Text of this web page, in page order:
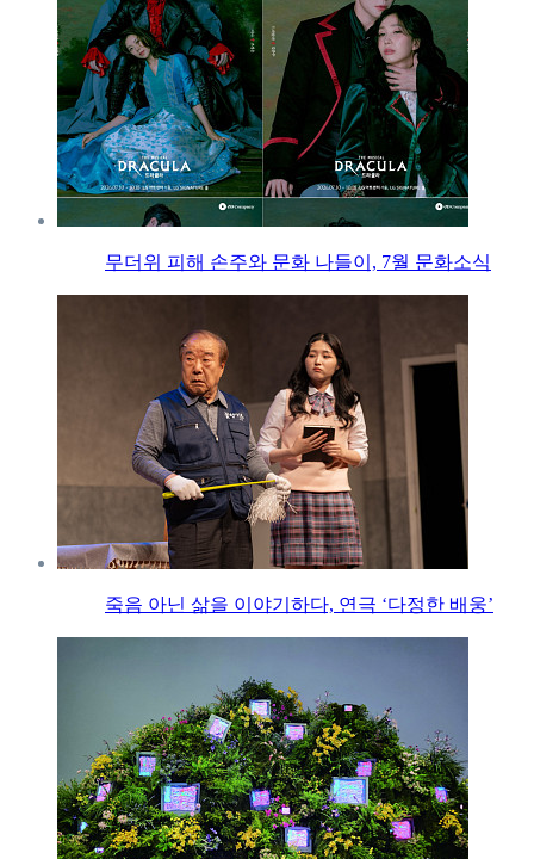
무더위 피해 손주와 문화 나들이, 7월 문화소식
죽음 아닌 삶을 이야기하다, 연극 ‘다정한 배웅’